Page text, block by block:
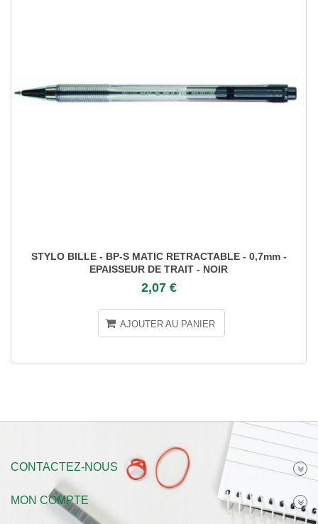
STYLO BILLE - BP-S MATIC RETRACTABLE - 0,7mm -
EPAISSEUR DE TRAIT - NOIR
2,07 €
AJOUTER AU PANIER
CONTACTEZ-NOUS
MON COMPTE